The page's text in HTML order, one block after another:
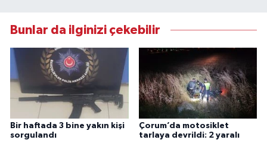
Bunlar da ilginizi çekebilir
Bir haftada 3 bine yakın kişi
sorgulandı
Çorum’da motosiklet
tarlaya devrildi: 2 yaralı